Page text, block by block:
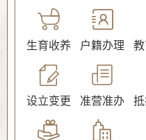
生育收养 户籍办理
设立变更 准营准办